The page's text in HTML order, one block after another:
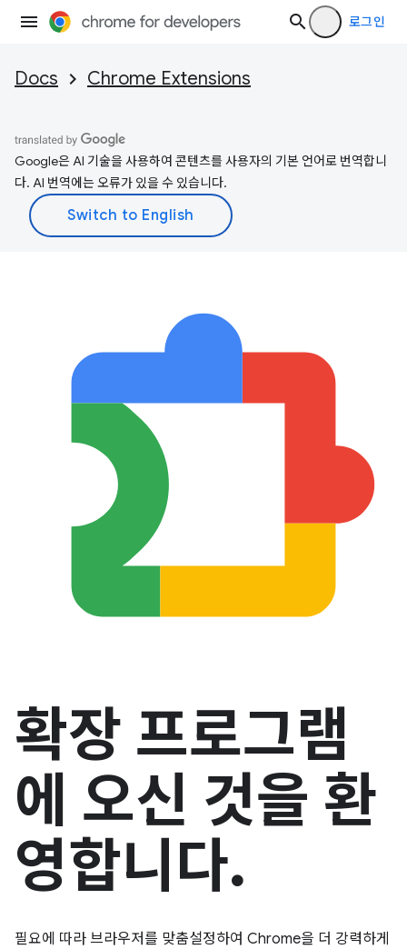
로그인
Docs Chrome Extensions
Google은 AI 기술을 사용하여 콘텐츠를 사용자의 기본 언어로 번역합니
다. AI 번역에는 오류가 있을 수 있습니다.
확장 프로그램
에 오신 것을 환
영합니다.
필요에 따라 브라우저를 맞춤설정하여 Chrome을 더 강력하게